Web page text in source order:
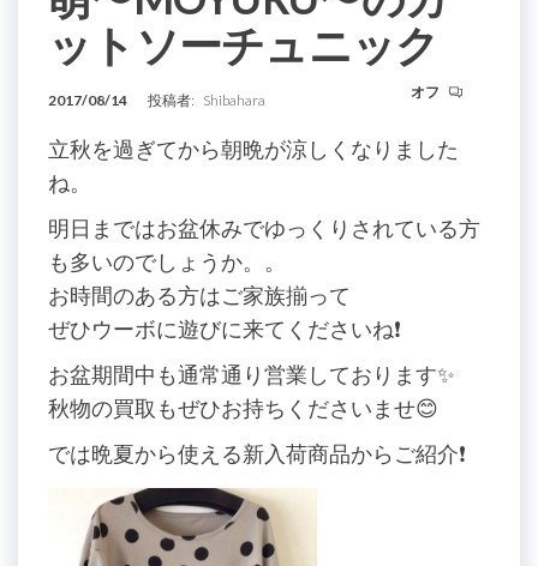
ットソーチュニック
2017/08/14 投稿者: Shibahara オフ
立秋を過ぎてから朝晩が涼しくなりました
ね。
明日まではお盆休みでゆっくりされている方
も多いのでしょうか。。
お時間のある方はご家族揃って
ぜひウーボに遊びに来てくださいね❗️
お盆期間中も通常通り営業しております✨
秋物の買取もぜひお持ちくださいませ😊
では晩夏から使える新入荷商品からご紹介❗️